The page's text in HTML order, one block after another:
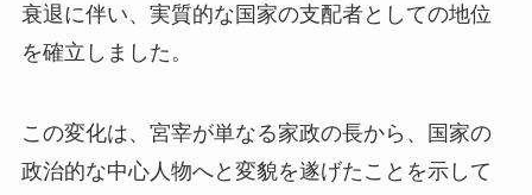
衰退に伴い、実質的な国家の支配者としての地位
を確立しました。
この変化は、宮宰が単なる家政の長から、国家の
政治的な中心人物へと変貌を遂げたことを示して